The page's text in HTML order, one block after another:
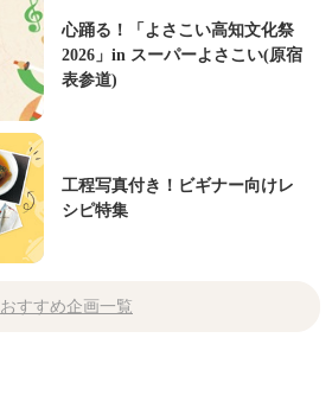
心踊る！「よさこい高知文化祭
2026」in スーパーよさこい(原宿
表参道)
工程写真付き！ビギナー向けレ
シピ特集
おすすめ企画一覧